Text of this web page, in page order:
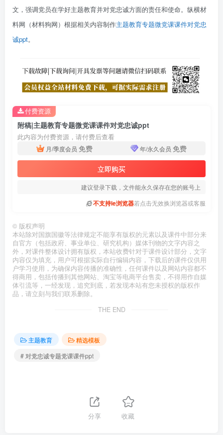
文，强调党员在学好主题教育并对党忠诚方面的责任和使命。纵横材
料网（材料狗网）根据相关内容制作主题教育专题微党课课件对党忠
诚ppt。
附稿|主题教育专题微党课课件对党忠诚ppt
此内容为付费资源，请付费后查看
月/季度会员 免费 年/永久会员 免费
立即购买
建议登录下载，文件能永久保存在您的账号上
不支持ie浏览器若点击无效换浏览器或客服
付费资源
© 版权声明
本站除对国旗国徽等法律规定不能享有版权的元素以及课件中部分来
自官方（包括政府、事业单位、研究机构）媒体刊物的文字内容之
外，对课件整体设计拥有版权，本站收费针对于课件设计部分，文字
内容仅为填充，用户可根据实际自行编辑内容，下载后的课件仅供用
户学习使用，为确保内容传播的准确性，任何课件以及网站内容都不
得商用，包括传播到其他网站、淘宝等电商平台售卖，不得用作自媒
体引流等，一经发现，追究到底，若发现本站有您未授权的版权作
品，请立刻与我们联系删除。
THE END
主题教育
精选模板
# 对党忠诚专题党课课件ppt
分享 收藏